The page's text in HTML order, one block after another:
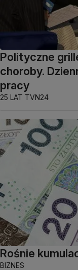
Polityczne
choroby.
pracy
25 LAT TVN24
Rośnie
BIZNES